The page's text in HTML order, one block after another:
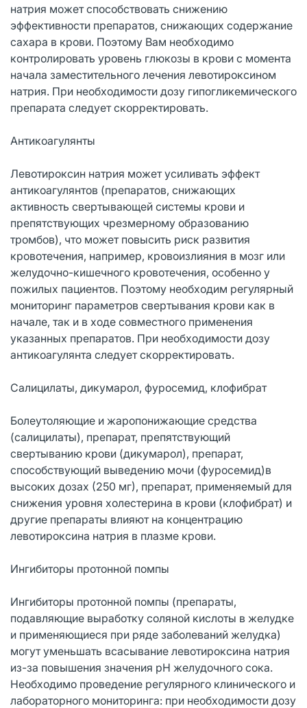
натрия может способствовать снижению
эффективности препаратов, снижающих содержание
сахара в крови. Поэтому Вам необходимо
контролировать уровень глюкозы в крови с момента
начала заместительного лечения левотироксином
натрия. При необходимости дозу гипогликемического
препарата следует скорректировать.
Антикоагулянты
Левотироксин натрия может усиливать эффект
антикоагулянтов (препаратов, снижающих
активность свертывающей системы крови и
препятствующих чрезмерному образованию
тромбов), что может повысить риск развития
кровотечения, например, кровоизлияния в мозг или
желудочно-кишечного кровотечения, особенно у
пожилых пациентов. Поэтому необходим регулярный
мониторинг параметров свертывания крови как в
начале, так и в ходе совместного применения
указанных препаратов. При необходимости дозу
антикоагулянта следует скорректировать.
Салицилаты, дикумарол, фуросемид, клофибрат
Болеутоляющие и жаропонижающие средства
(салицилаты), препарат, препятствующий
свертыванию крови (дикумарол), препарат,
способствующий выведению мочи (фуросемид)в
высоких дозах (250 мг), препарат, применяемый для
снижения уровня холестерина в крови (клофибрат) и
другие препараты влияют на концентрацию
левотироксина натрия в плазме крови.
Ингибиторы протонной помпы
Ингибиторы протонной помпы (препараты,
подавляющие выработку соляной кислоты в желудке
и применяющиеся при ряде заболеваний желудка)
могут уменьшать всасывание левотироксина натрия
из-за повышения значения рН желудочного сока.
Необходимо проведение регулярного клинического и
лабораторного мониторинга: при необходимости дозу